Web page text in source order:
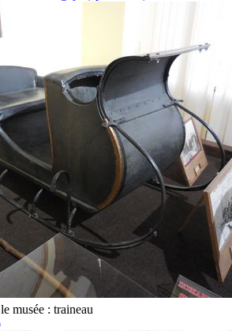
musée : traineau